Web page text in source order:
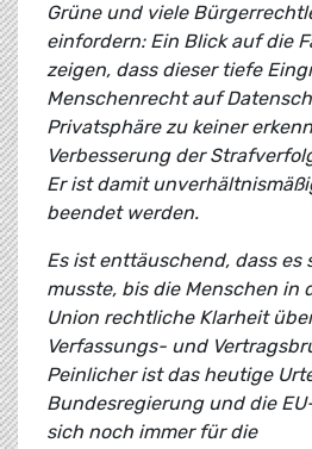
Grüne und viele
einfordern: Ein Blick auf die
zeigen, dass dieser tiefe
Menschenrecht auf
Privatsphäre zu keiner
Verbesserung der
Er ist damit
beendet werden.
Es ist enttäuschend, dass es
musste, bis die Menschen in
Union rechtliche Klarheit
Verfassungs- und
Peinlicher ist das heutige
Bundesregierung und die
sich noch immer für die